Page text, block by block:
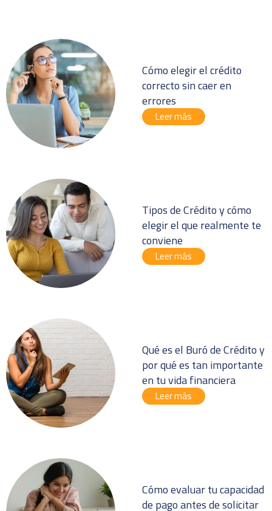
Cómo elegir el crédito
correcto sin caer en
errores
Leer más
Tipos de Crédito y cómo
elegir el que realmente te
conviene
Leer más
Qué es el Buró de Crédito y
por qué es tan importante
en tu vida financiera
Leer más
Cómo evaluar tu capacidad
de pago antes de solicitar